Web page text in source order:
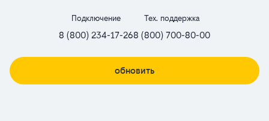
Подключение
8 (800) 234-17-26
Тех. поддержка
8 (800) 700-80-00
обновить